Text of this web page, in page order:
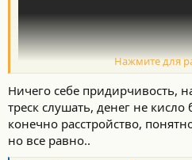
Нажмите для
Ничего себе придирчивость,
треск слушать, денег не кисло
конечно расстройство,
но все равно..